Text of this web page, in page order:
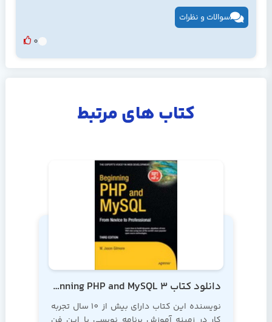
سوالات و نظرات
0
کتاب های مرتبط
دانلود کتاب Beginning PHP and MySQL 3
نویسنده این کتاب دارای بیش از 10 سال تجربه